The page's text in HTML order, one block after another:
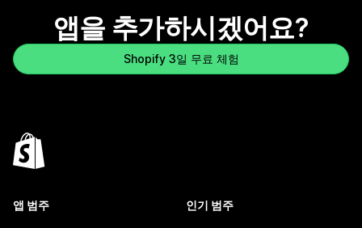
앱을 추가하시겠어요?
Shopify 3일 무료 체험
앱 범주 인기 범주